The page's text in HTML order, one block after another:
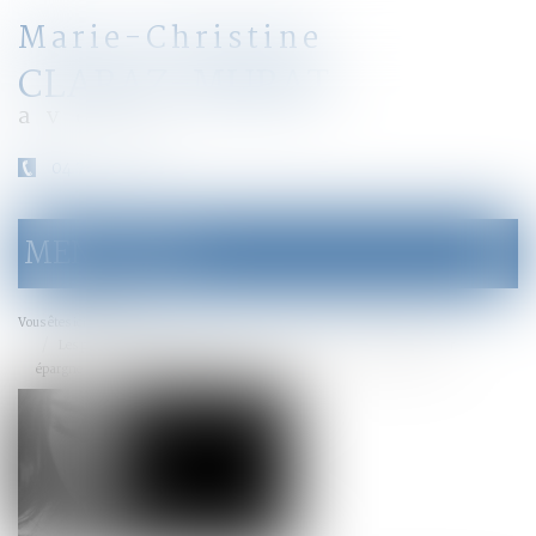
Marie-Christine
CLARAZ-MURAT
avocat
le
menu
MENU
Vous êtes ici :
épargne salariale à tout moment